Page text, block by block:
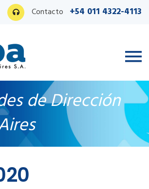
Contacto +54 011 4322-4113
de Dirección